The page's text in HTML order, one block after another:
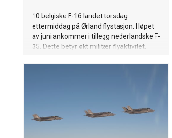
10 belgiske F-16 landet torsdag
ettermiddag på Ørland flystasjon. I løpet
av juni ankommer i tillegg nederlandske F-
35. Dette betyr økt militær flyaktivitet.